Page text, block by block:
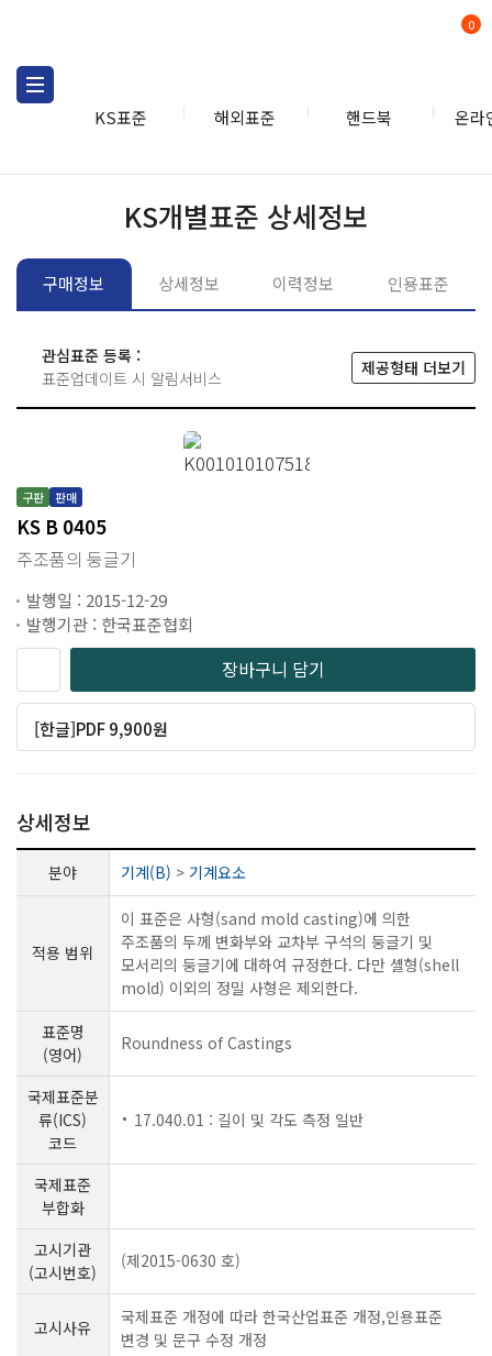
KS표준 해외표준 핸드북 온라
0
KS개별표준 상세정보
구매정보 상세정보 이력정보 인용표준
관심표준 등록 :
표준업데이트 시 알림서비스
제공형태 더보기
구판 판매
KS B 0405
주조품의 둥글기
발행일 : 2015-12-29
발행기관 : 한국표준협회
장바구니 담기
[한글]PDF 9,900원
상세정보
분야 기계(B) > 기계요소
적용 범위
이 표준은 사형(sand mold casting)에 의한
주조품의 두께 변화부와 교차부 구석의 둥글기 및
모서리의 둥글기에 대하여 규정한다. 다만 셸형(shell
mold) 이외의 정밀 사형은 제외한다.
표준명
(영어)
Roundness of Castings
국제표준분
류(ICS)
코드
17.040.01 : 길이 및 각도 측정 일반
국제표준
부합화
고시기관
(고시번호)
(제2015-0630 호)
고시사유
국제표준 개정에 따라 한국산업표준 개정,인용표준
변경 및 문구 수정 개정